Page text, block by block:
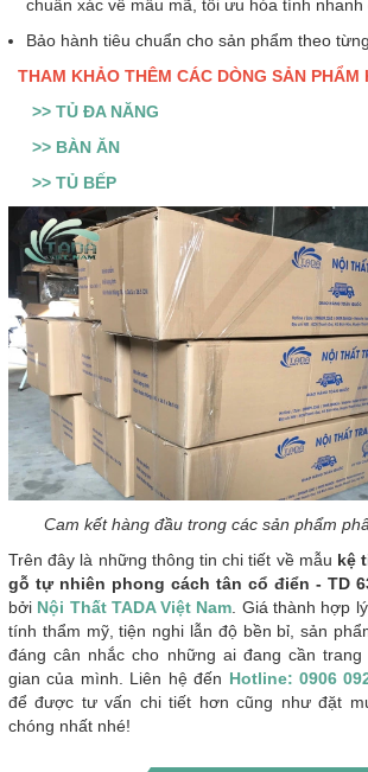
chuẩn xác về mẫu mã, tối ưu hóa tính nhanh
Bảo hành tiêu chuẩn cho sản phẩm theo
THAM KHẢO THÊM CÁC DÒNG SẢN PHẨM
>> TỦ ĐA NĂNG
>> BÀN ĂN
>> TỦ BẾP
Cam kết hàng đầu trong các sản phẩm
Trên đây là những thông tin chi tiết về mẫu kệ
gỗ tự nhiên phong cách tân cổ điển - TD
bởi Nội Thất TADA Việt Nam . Giá thành hợp
tính thẩm mỹ, tiện nghi lẫn độ bền bỉ, sản
đáng cân nhắc cho những ai đang cần
gian của mình. Liên hệ đến Hotline: 0906
để được tư vấn chi tiết hơn cũng như đặt
chóng nhất nhé!